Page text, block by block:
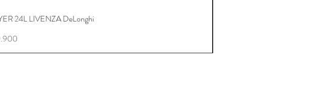
24L LIVENZA DeLonghi
oferta